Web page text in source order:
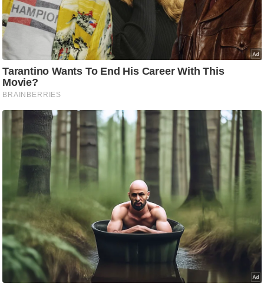
n
e
w
s
ला
फ
स्टा
ल
टे
क्नॉ
लॉ
जी
ब्यू
टी